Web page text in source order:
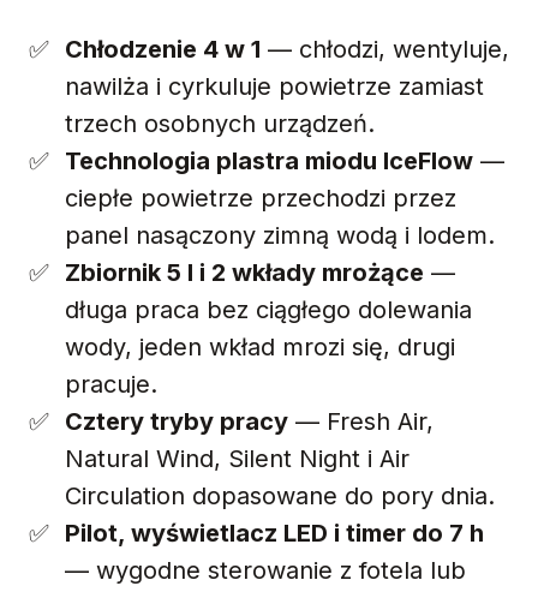
Chłodzenie 4 w 1 — chłodzi, wentyluje,
nawilża i cyrkuluje powietrze zamiast
trzech osobnych urządzeń.
Technologia plastra miodu IceFlow —
ciepłe powietrze przechodzi przez
panel nasączony zimną wodą i lodem.
Zbiornik 5 l i 2 wkłady mrożące —
długa praca bez ciągłego dolewania
wody, jeden wkład mrozi się, drugi
pracuje.
Cztery tryby pracy — Fresh Air,
Natural Wind, Silent Night i Air
Circulation dopasowane do pory dnia.
Pilot, wyświetlacz LED i timer do 7 h
— wygodne sterowanie z fotela lub